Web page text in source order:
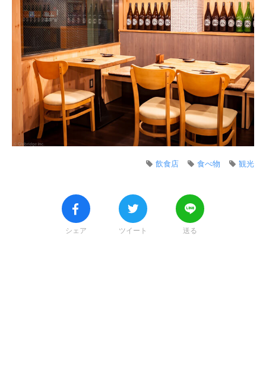
観光
食べ物
飲食店
シェア ツイート 送る